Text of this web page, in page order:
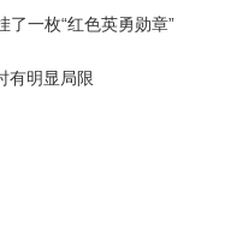
一枚“红色英勇勋章”
有明显局限